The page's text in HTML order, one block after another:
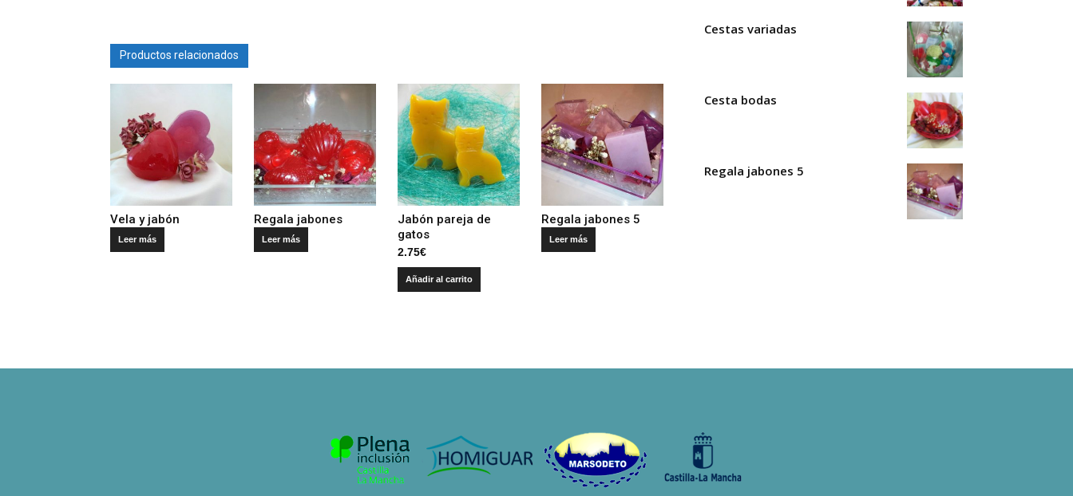
Productos relacionados
Vela y jabón
Leer más
Regala jabones
Leer más
Jabón pareja de
gatos
2.75€
Añadir al carrito
Regala jabones 5
Leer más
Cestas variadas
Cesta bodas
Regala jabones 5